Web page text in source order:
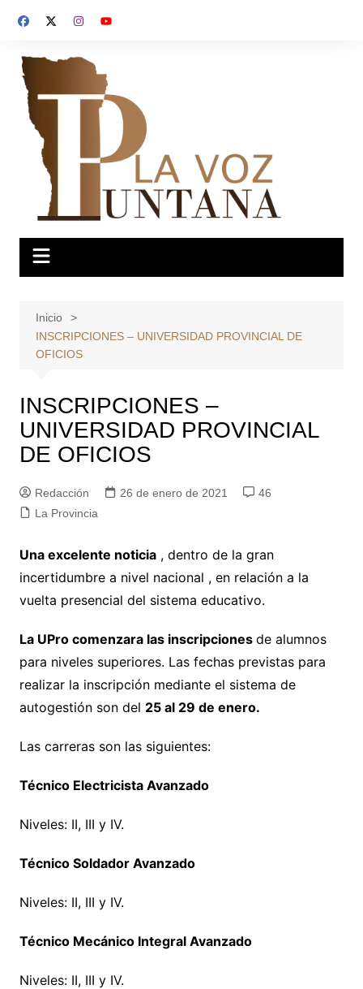
Inicio
INSCRIPCIONES – UNIVERSIDAD PROVINCIAL DE
OFICIOS
INSCRIPCIONES –
UNIVERSIDAD PROVINCIAL
DE OFICIOS
Redacción 26 de enero de 2021
46
La Provincia
Una excelente noticia, dentro de la gran
incertidumbre a nivel nacional , en relación a la
vuelta presencial del sistema educativo.
La UPro comenzara las inscripciones de alumnos
para niveles superiores. Las fechas previstas para
realizar la inscripción mediante el sistema de
autogestión son del 25 al 29 de enero.
Las carreras son las siguientes:
Técnico Electricista Avanzado
Niveles: II, III y IV.
Técnico Soldador Avanzado
Niveles: II, III y IV.
Técnico Mecánico Integral Avanzado
Niveles: II, III y IV.